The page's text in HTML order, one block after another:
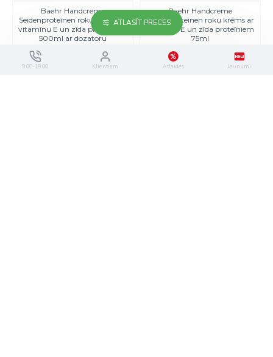
Baehr Handcreme
Seidenproteinen roku krēms ar
vitamīnu E un zīda proteīniem
500ml ar dozatoru
Baehr Handcreme
Seidenproteinen roku krēms ar
vitamīnu E un zīda proteīniem
75ml
9:00-18:00 Klientiem Atlaides Jaunumi
ATLASĪT PRECES